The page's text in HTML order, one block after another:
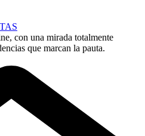
con una mirada totalmente
que marcan la pauta.